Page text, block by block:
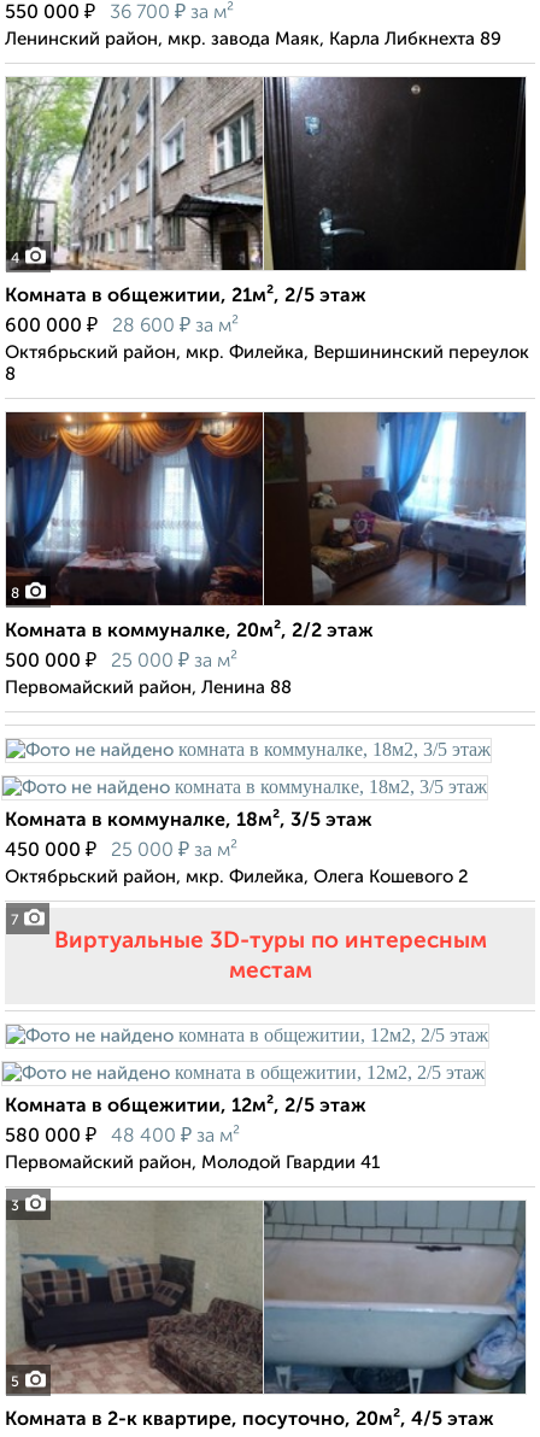
550 000 ₽ 36 700 ₽ за м²
Ленинский район, мкр. завода Маяк, Карла Либкнехта 89
4
Комната в общежитии, 21м², 2/5 этаж
600 000 ₽ 28 600 ₽ за м²
Октябрьский район, мкр. Филейка, Вершининский переулок
8
8
Комната в коммуналке, 20м², 2/2 этаж
500 000 ₽ 25 000 ₽ за м²
Первомайский район, Ленина 88
7
Комната в коммуналке, 18м², 3/5 этаж
450 000 ₽ 25 000 ₽ за м²
Октябрьский район, мкр. Филейка, Олега Кошевого 2
Виртуальные 3D-туры по интересным
местам
3
Комната в общежитии, 12м², 2/5 этаж
580 000 ₽ 48 400 ₽ за м²
Первомайский район, Молодой Гвардии 41
5
Комната в 2-к квартире, посуточно, 20м², 4/5 этаж